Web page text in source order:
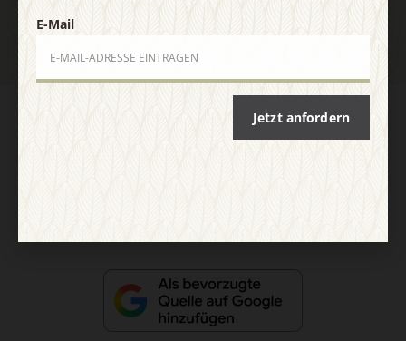
Datenschutz
Barrierefreiheit
E-Mail
Jetzt anfordern